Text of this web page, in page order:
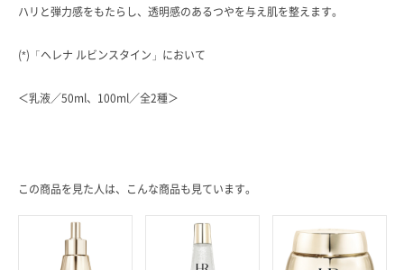
ハリと弾力感をもたらし、透明感のあるつやを与え肌を整えます。
(*)「ヘレナ ルビンスタイン」において
＜乳液／50ml、100ml／全2種＞
この商品を見た人は、こんな商品も見ています。